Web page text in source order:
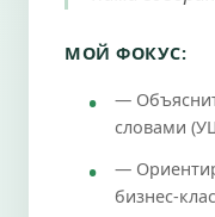
МОЙ ФОКУС:
—
словами
—
бизнес-